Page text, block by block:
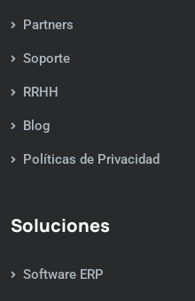
Partners
Soporte
RRHH
Blog
Políticas de Privacidad
Soluciones
Software ERP